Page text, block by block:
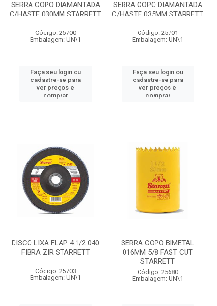
SERRA COPO DIAMANTADA
C/HASTE 030MM STARRETT
Código: 25700
Embalagem: UN\1
Faça seu login ou
cadastre-se para
ver preços e
comprar
SERRA COPO DIAMANTADA
C/HASTE 035MM STARRETT
Código: 25701
Embalagem: UN\1
Faça seu login ou
cadastre-se para
ver preços e
comprar
DISCO LIXA FLAP 4.1/2 040
FIBRA ZIR STARRETT
Código: 25703
Embalagem: UN\1
SERRA COPO BIMETAL
016MM 5/8 FAST CUT
STARRETT
Código: 25680
Embalagem: UN\1